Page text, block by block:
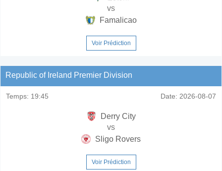
vs
Famalicao
Voir Prédiction
Republic of Ireland Premier Division
Temps: 19:45 Date: 2026-08-07
Derry City
vs
Sligo Rovers
Voir Prédiction